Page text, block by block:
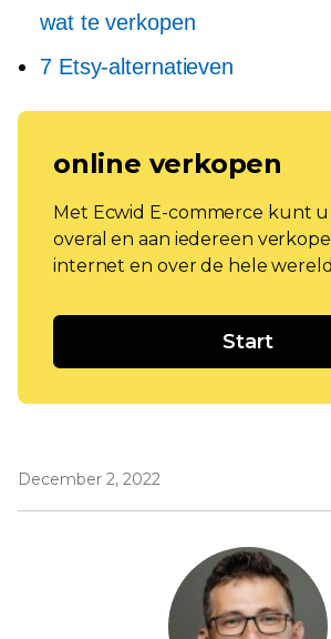
wat te verkopen
7 Etsy-alternatieven
online verkopen
Met Ecwid E-commerce kunt
overal en aan iedereen
internet en over de hele
Start
December 2, 2022